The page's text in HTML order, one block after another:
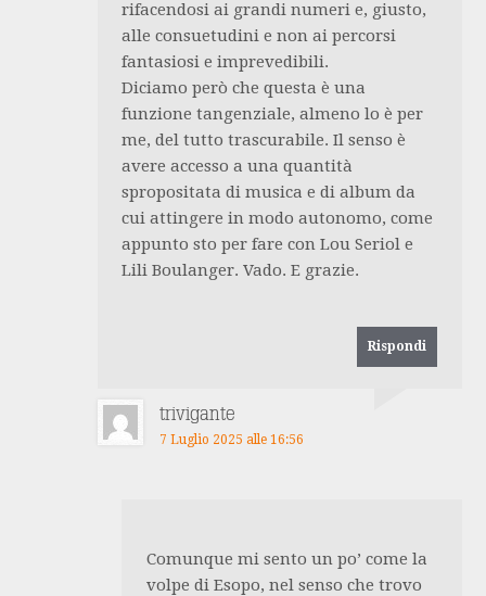
rifacendosi ai grandi numeri e, giusto,
alle consuetudini e non ai percorsi
fantasiosi e imprevedibili.
Diciamo però che questa è una
funzione tangenziale, almeno lo è per
me, del tutto trascurabile. Il senso è
avere accesso a una quantità
spropositata di musica e di album da
cui attingere in modo autonomo, come
appunto sto per fare con Lou Seriol e
Lili Boulanger. Vado. E grazie.
Rispondi
trivigante
7 Luglio 2025 alle 16:56
Comunque mi sento un po’ come la
volpe di Esopo, nel senso che trovo